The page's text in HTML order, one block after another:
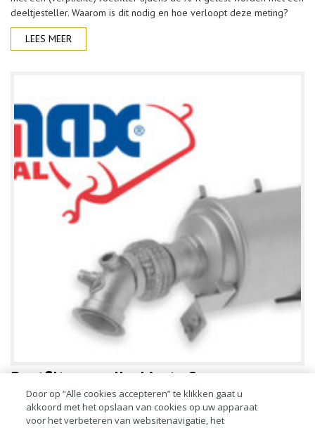
deeltjesteller. Waarom is dit nodig en hoe verloopt deze meting?
LEES MEER
Roetfilters: welke kiest u?
Ook al is de verplichte deeltjestest tijdens de APK uitgesteld tot 1
januari 2023, toch is het goed om de roetfilters nu al te checken.
Door op “Alle cookies accepteren” te klikken gaat u
akkoord met het opslaan van cookies op uw apparaat
voor het verbeteren van websitenavigatie, het